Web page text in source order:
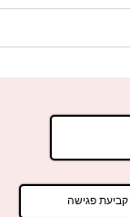
קביעת פגישה